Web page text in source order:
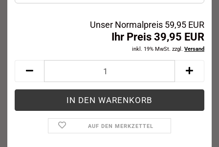
Unser Normalpreis 59,95 EUR
Ihr Preis 39,95 EUR
inkl. 19% MwSt. zzgl. Versand
AUF DEN MERKZETTEL